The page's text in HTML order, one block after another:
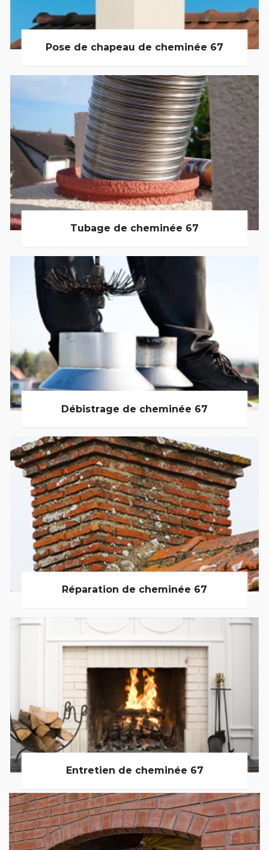
Pose de chapeau de cheminée 67
Tubage de cheminée 67
Débistrage de cheminée 67
Réparation de cheminée 67
Entretien de cheminée 67